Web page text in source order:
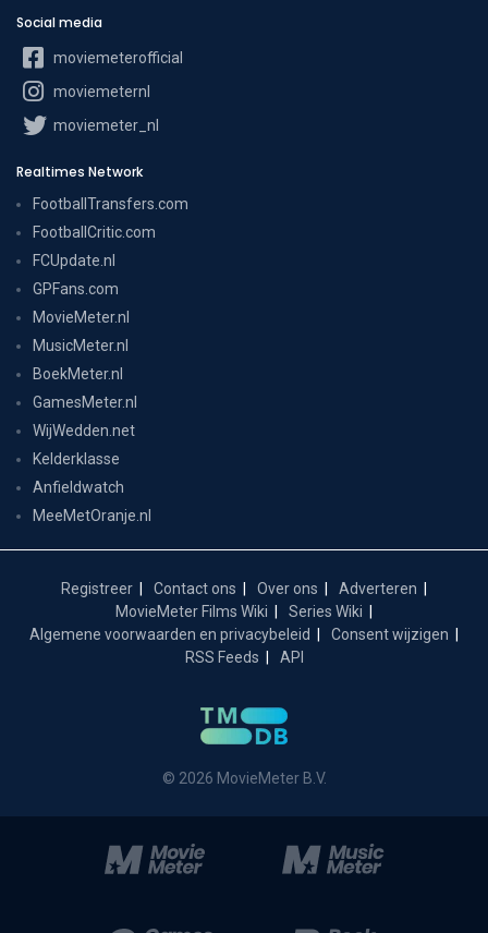
Social media
moviemeterofficial
moviemeternl
moviemeter_nl
Realtimes Network
FootballTransfers.com
FootballCritic.com
FCUpdate.nl
GPFans.com
MovieMeter.nl
MusicMeter.nl
BoekMeter.nl
GamesMeter.nl
WijWedden.net
Kelderklasse
Anfieldwatch
MeeMetOranje.nl
Registreer Contact ons Over ons
Adverteren
MovieMeter Films Wiki
Series Wiki
Algemene voorwaarden en privacybeleid
Consent wijzigen
RSS Feeds
API
© 2026 MovieMeter B.V.